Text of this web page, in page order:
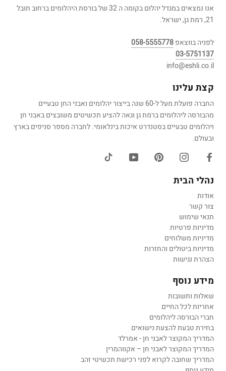
אנו נמצאים במגדל יהלום בקומה ה 32 של בורסת היהלומים ברחוב תובל
21, רמת גן, ישראל.
לפניה בווצאפ058-5555778
03-5751137
info@eshli.co.il
קצת עלינו
החברה פועלת מעל ל-60 שנה בייצור יהלומים ואבני החן טבעיים
מהבורסה ליהלומים ברמת גן וגאה להציע תכשיטים משובצים באבני חן
ויהלומים טבעיים בסטנדרט איכות בינלאומי. לחברה מספר סניפים בארץ
ובעולם.
נהלי הבית
אודות
צור קשר
תנאי שימוש
מדיניות פרטיות
מדיניות משלוחים
מדיניות ביטולים והחזרות
הצהרת נגישות
מידע נוסף
שאלות ותשובות
אחריות לכל החיים
חברי הבורסה ליהלומים
בחירת טבעת להצעת נישואים
המדריך המקוצר לאבני חן - אמרלד
המדריך המקוצר לאבני חן – אקווהמרין
המדריך שחובה לקרוא לפני רכישת תכשיטי זהב